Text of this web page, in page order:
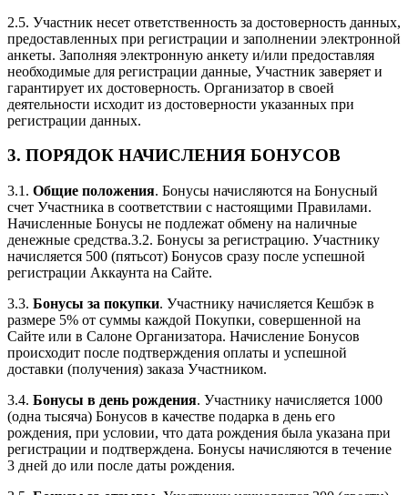
2.5. Участник несет ответственность за достоверность данных,
предоставленных при регистрации и заполнении электронной
анкеты. Заполняя электронную анкету и/или предоставляя
необходимые для регистрации данные, Участник заверяет и
гарантирует их достоверность. Организатор в своей
деятельности исходит из достоверности указанных при
регистрации данных.
3. ПОРЯДОК НАЧИСЛЕНИЯ БОНУСОВ
3.1. Общие положения. Бонусы начисляются на Бонусный
счет Участника в соответствии с настоящими Правилами.
Начисленные Бонусы не подлежат обмену на наличные
денежные средства.3.2. Бонусы за регистрацию. Участнику
начисляется 500 (пятьсот) Бонусов сразу после успешной
регистрации Аккаунта на Сайте.
3.3. Бонусы за покупки. Участнику начисляется Кешбэк в
размере 5% от суммы каждой Покупки, совершенной на
Сайте или в Салоне Организатора. Начисление Бонусов
происходит после подтверждения оплаты и успешной
доставки (получения) заказа Участником.
3.4. Бонусы в день рождения. Участнику начисляется 1000
(одна тысяча) Бонусов в качестве подарка в день его
рождения, при условии, что дата рождения была указана при
регистрации и подтверждена. Бонусы начисляются в течение
3 дней до или после даты рождения.